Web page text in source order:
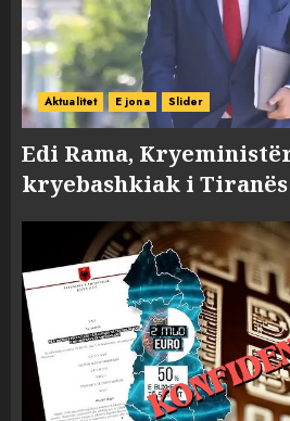
Aktualitet E jona Slider
Edi Rama,
kryebashkiak i Tiranës